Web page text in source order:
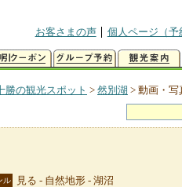
お客さまの声
個人ページ（予
勝の観光スポット > 然別湖 > 動画・写
ル 見る - 自然地形 - 湖沼